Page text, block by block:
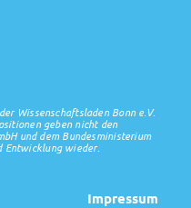
Wissenschaftsladen Bonn e.V.
geben nicht den
und dem Bundesministerium
wieder.
Impressum